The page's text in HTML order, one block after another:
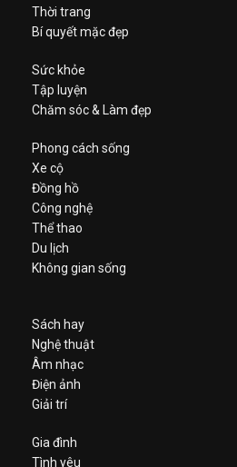
Thời trang
Bí quyết mặc đẹp
Sức khỏe
Tập luyện
Chăm sóc & Làm đẹp
Phong cách sống
Xe cộ
Đồng hồ
Công nghệ
Thể thao
Du lịch
Không gian sống
Sách hay
Nghệ thuật
Âm nhạc
Điện ảnh
Giải trí
Gia đình
Tình yêu